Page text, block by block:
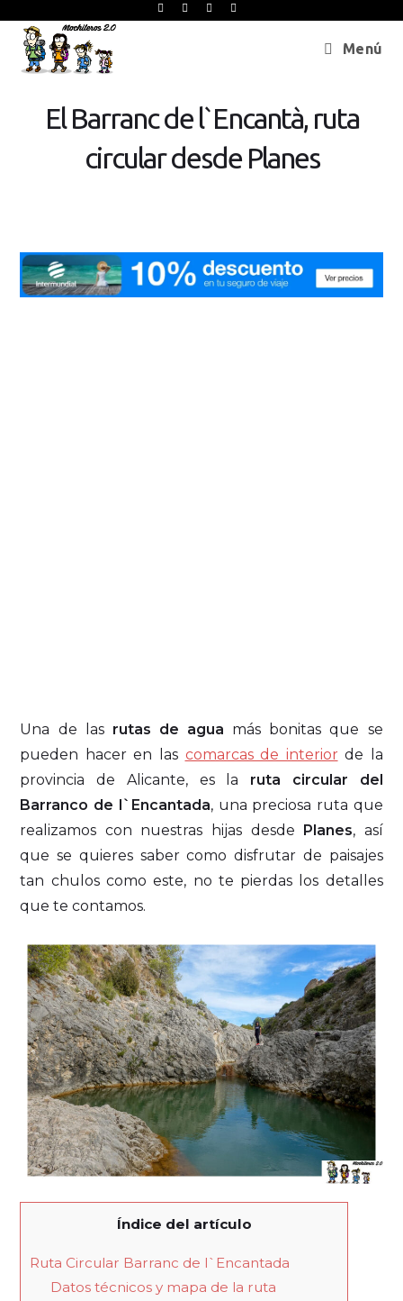
Menú
El Barranc de l`Encantà, ruta
circular desde Planes
Una de las rutas de agua más bonitas que se
pueden hacer en las comarcas de interior de la
provincia de Alicante, es la ruta circular del
Barranco de l`Encantada, una preciosa ruta que
realizamos con nuestras hijas desde Planes, así
que se quieres saber como disfrutar de paisajes
tan chulos como este, no te pierdas los detalles
que te contamos.
Índice del artículo
Ruta Circular Barranc de l`Encantada
Datos técnicos y mapa de la ruta